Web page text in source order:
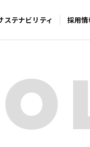
ステナビリティ 採用情